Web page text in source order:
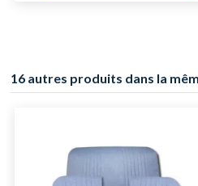
16 autres produits dans la